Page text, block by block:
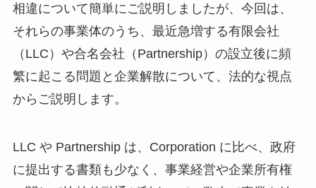
相違について簡単にご説明しましたが、今回は、
それらの事業体のうち、最近急増する有限会社
（LLC）や合名会社（Partnership）の設立後に頻
繁に起こる問題と企業解散について、法的な視点
からご説明します。
LLC や Partnership は、Corporation に比べ、政府
に提出する書類も少なく、事業経営や企業所有権